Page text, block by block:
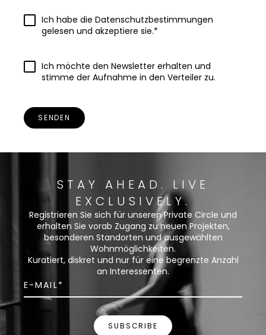
Ich habe die Datenschutzbestimmungen
gelesen und akzeptiere sie.*
Ich möchte den Newsletter erhalten und
stimme der Aufnahme in den Verteiler zu.
SENDEN
STAY AHEAD. LIVE
EXCLUSIVELY.
Registrieren Sie sich für unseren Private Circle und
erhalten Sie vorab Zugang zu neuen Projekten,
besonderen Standorten und ausgewählten
Wohnmöglichkeiten.
Kuratiert, diskret und nur für eine begrenzte Anzahl
an Interessenten.
SUBSCRIBE